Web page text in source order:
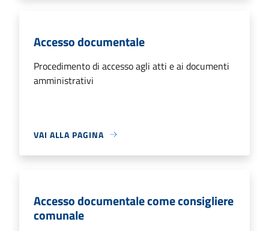
Accesso documentale
Procedimento di accesso agli atti e ai documenti
amministrativi
VAI ALLA PAGINA
Accesso documentale come consigliere
comunale